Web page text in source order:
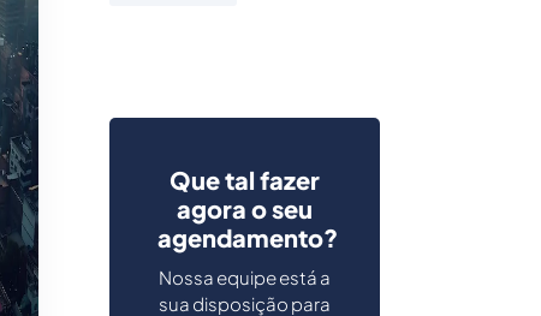
Que tal fazer
agora o seu
agendamento?
Nossa equipe está a
sua disposição para